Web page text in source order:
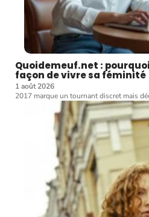
Quoidemeuf.net :
façon de vivre sa féminité
1 août 2026
2017 marque un tournant discret mais